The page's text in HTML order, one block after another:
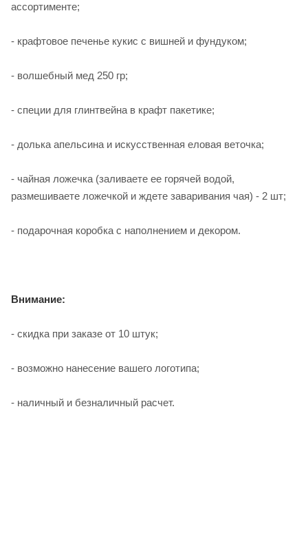
ассортименте;
- крафтовое печенье кукис с вишней и фундуком;
- волшебный мед 250 гр;
- специи для глинтвейна в крафт пакетике;
- долька апельсина и искусственная еловая веточка;
- чайная ложечка (заливаете ее горячей водой,
размешиваете ложечкой и ждете заваривания чая) - 2 шт;
- подарочная коробка с наполнением и декором.
Внимание:
- скидка при заказе от 10 штук;
- возможно нанесение вашего логотипа;
- наличный и безналичный расчет.